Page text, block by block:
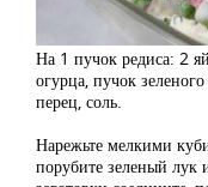
На 1 пучок редиса: 2
огурца, пучок
перец, соль.
Нарежьте мелкими
порубите зеленый лук